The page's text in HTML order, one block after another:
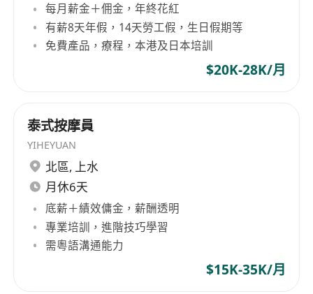
每月薪金＋佣金，年終花紅
有薪8天年假，14天勞工假，生日假期等
免費產品，療程，本港及日本培訓
$20K-28K/月
泰式按摩員
YIHEYUAN
北區, 上水
月休6天
底薪＋績效傭金，薪酬透明
專業培訓，進階技巧學習
需粵語溝通能力
$15K-35K/月